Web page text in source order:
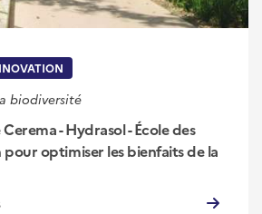
biodiversité
- Hydrasol - École des
pour optimiser les bienfaits de la